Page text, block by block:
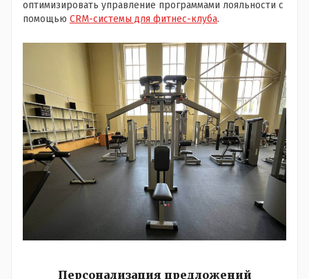
оптимизировать управление программами лояльности с
помощью CRM-системы для фитнес-клуба.
Персонализация предложений